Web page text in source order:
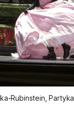
Rubinstein,